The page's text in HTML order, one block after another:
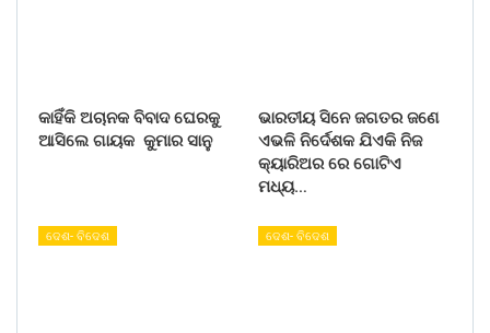
କାହିଁକି ଅଚାନକ ବିବାଦ ଘେରକୁ
ଆସିଲେ ଗାୟକ କୁମାର ସାନୁ
ଭାରତୀୟ ସିନେ ଜଗତର ଜଣେ
ଏଭଳି ନିର୍ଦେଶକ ଯିଏକି ନିଜ
କ୍ୟାରିଅର ରେ ଗୋଟିଏ
ମଧ୍ୟ…
ଦେଶ- ବିଦେଶ ଦେଶ- ବିଦେଶ